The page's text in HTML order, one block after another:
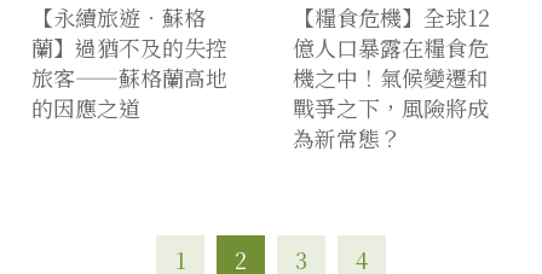
【永續旅遊．蘇格
蘭】過猶不及的失控
旅客——蘇格蘭高地
的因應之道
【糧食危機】全球12
億人口暴露在糧食危
機之中！氣候變遷和
戰爭之下，風險將成
為新常態？
1 2 3 4